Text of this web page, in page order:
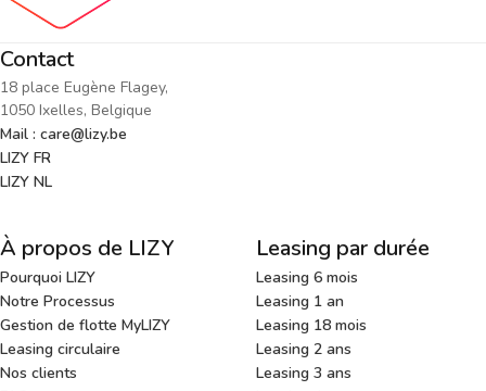
Contact
18 place Eugène Flagey,
1050 Ixelles, Belgique
Mail : care@lizy.be
LIZY FR
LIZY NL
À propos de LIZY
Pourquoi LIZY
Notre Processus
Gestion de flotte MyLIZY
Leasing circulaire
Nos clients
Leasing par durée
Leasing 6 mois
Leasing 1 an
Leasing 18 mois
Leasing 2 ans
Leasing 3 ans